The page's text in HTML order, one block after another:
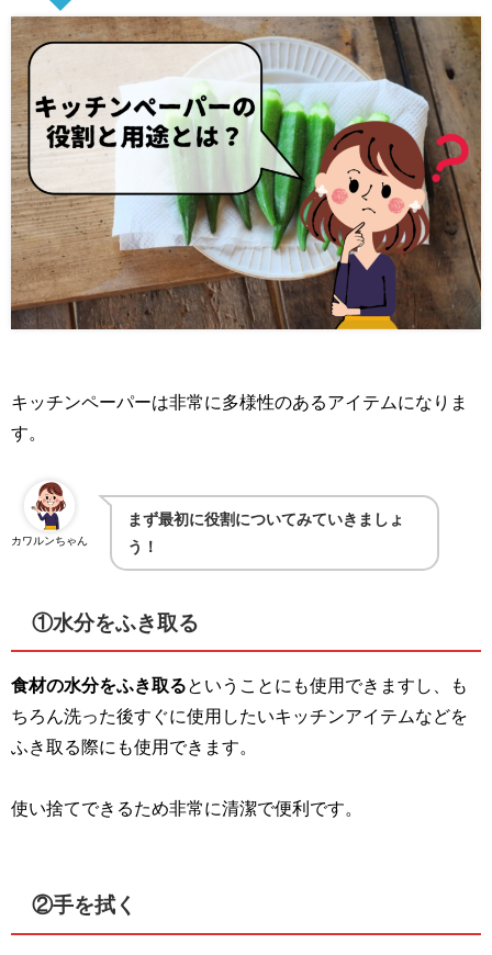
キッチンペーパーは非常に多様性のあるアイテムになりま
す。
カワルンちゃん
まず最初に役割についてみていきましょ
う！
①水分をふき取る
食材の水分をふき取る ということにも使用できますし、も
ちろん洗った後すぐに使用したいキッチンアイテムなどを
ふき取る際にも使用できます。
使い捨てできるため非常に清潔で便利です。
②手を拭く